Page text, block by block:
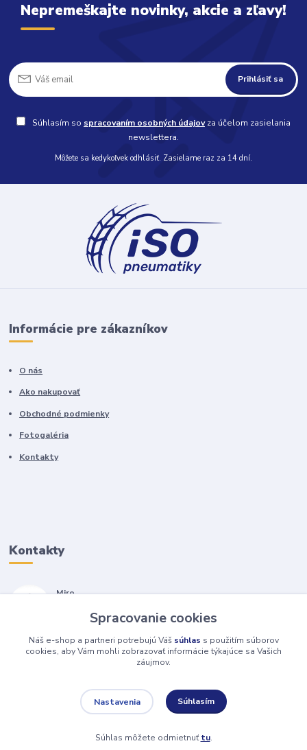
Nepremeškajte novinky, akcie a zľavy!
Prihlásiť sa
Súhlasím so spracovaním osobných údajovza účelom zasielania
newslettera.
Môžete sa kedykoľvek odhlásiť. Zasielame raz za 14 dní.
Informácie pre zákazníkov
O nás
Ako nakupovať
Obchodné podmienky
Fotogaléria
Kontakty
Kontakty
Miro
(Po-Pia, 7-17 hod.)
isopneumatiky@isopneumatiky.sk
Vytvorené na Eshop-rychlo.sk
Spracovanie cookies
Náš e-shop a partneri potrebujú Váš súhlas s použitím súborov
cookies, aby Vám mohli zobrazovať informácie týkajúce sa Vašich
záujmov.
Nastavenia Súhlasím
Súhlas môžete odmietnuťtu.